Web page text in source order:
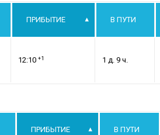
ПРИБЫТИЕ В ПУТИ
12:10 +1 1 д. 9 ч.
ПРИБЫТИЕ В ПУТИ